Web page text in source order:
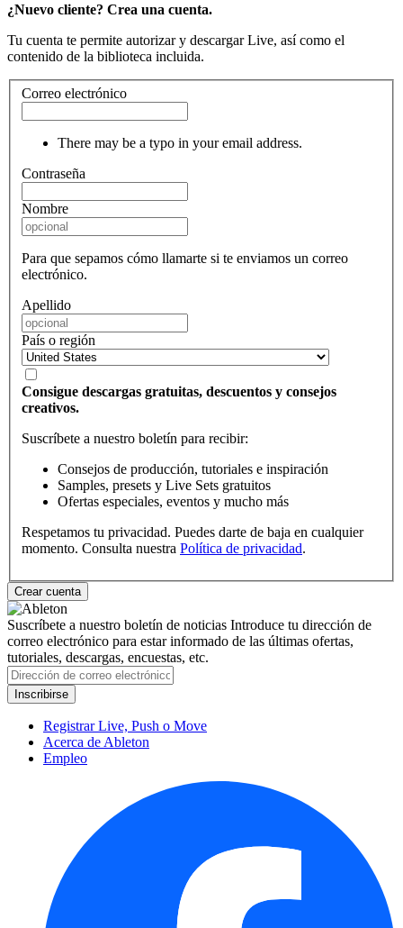
¿Nuevo cliente? Crea una cuenta.
Tu cuenta te permite autorizar y descargar Live, así como el
contenido de la biblioteca incluida.
Correo electrónico
There may be a typo in your email address.
Contraseña
Nombre
Para que sepamos cómo llamarte si te enviamos un correo
electrónico.
Apellido
País o región
Consigue descargas gratuitas, descuentos y consejos
creativos.
Suscríbete a nuestro boletín para recibir:
Consejos de producción, tutoriales e inspiración
Samples, presets y Live Sets gratuitos
Ofertas especiales, eventos y mucho más
Respetamos tu privacidad. Puedes darte de baja en cualquier
momento. Consulta nuestra Política de privacidad.
Suscríbete a nuestro boletín de noticias Introduce tu dirección de
correo electrónico para estar informado de las últimas ofertas,
tutoriales, descargas, encuestas, etc.
Registrar Live, Push o Move
Acerca de Ableton
Empleo